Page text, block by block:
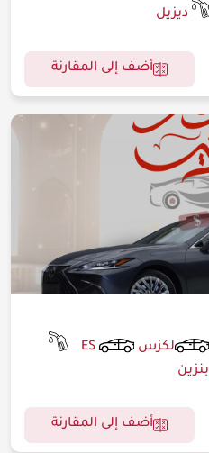
ديزيل
أضف إلى المقارنة
لكزس
ES
بنزين
أضف إلى المقارنة